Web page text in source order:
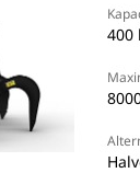
400 l